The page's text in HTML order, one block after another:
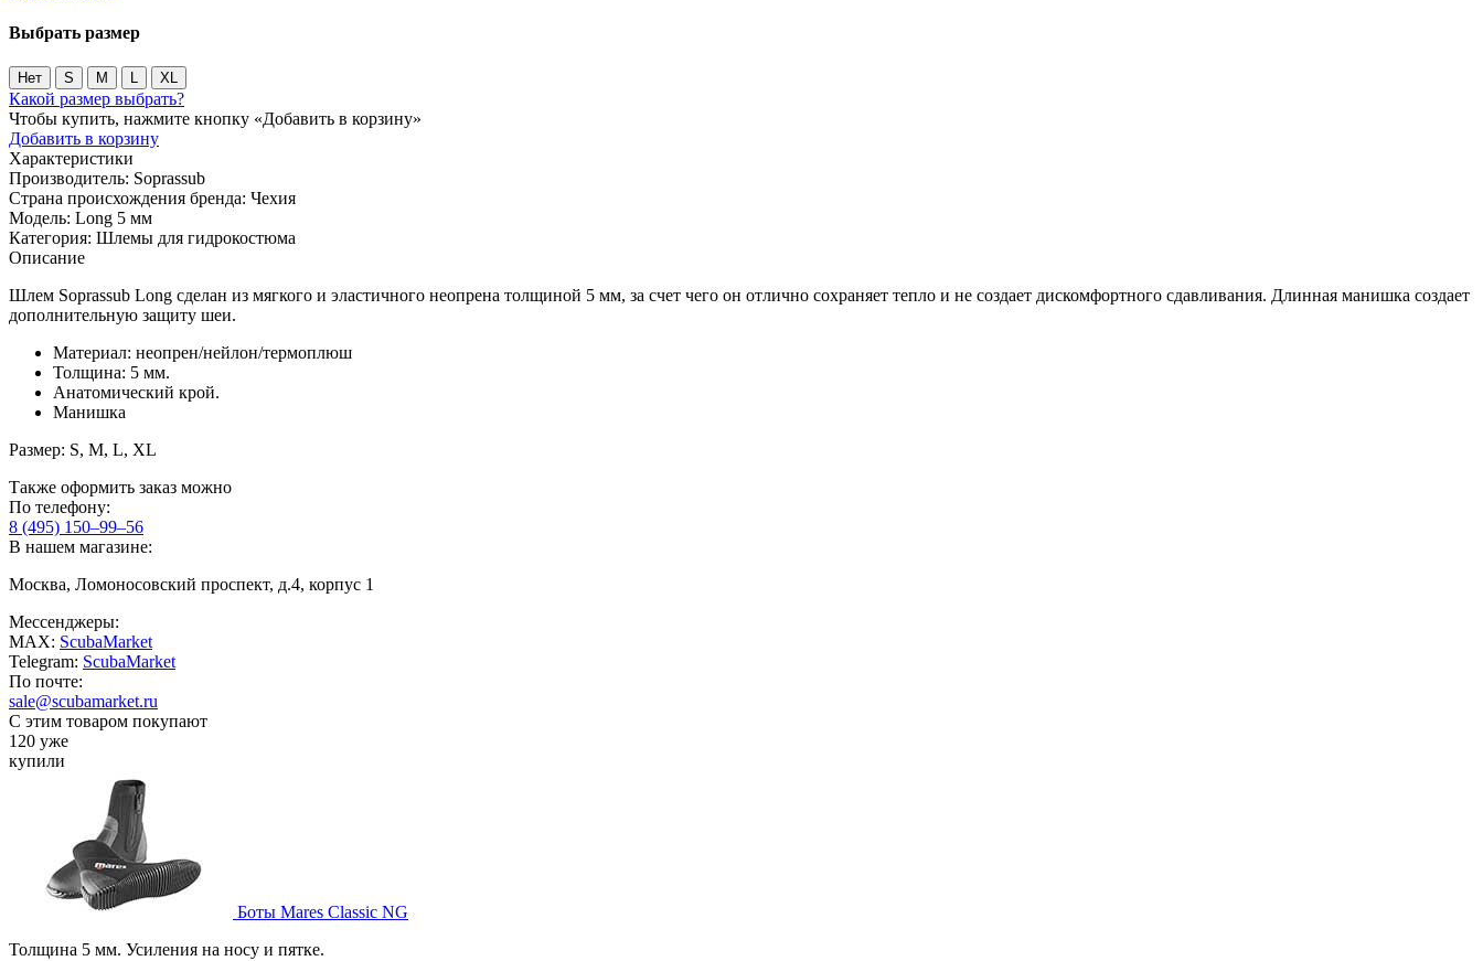
Выбрать размер
Нет S M L XL
Какой размер выбрать?
Чтобы купить, нажмите кнопку «Добавить в корзину»
Добавить в корзину
Характеристики
Производитель: Soprassub
Страна происхождения бренда: Чехия
Модель: Long 5 мм
Категория: Шлемы для гидрокостюма
Описание
Шлем Soprassub Long сделан из мягкого и эластичного неопрена толщиной 5 мм, за счет чего он отлично сохраняет тепло и не создает дискомфортного сдавливания. Длинная манишка создает
дополнительную защиту шеи.
Материал: неопрен/нейлон/термоплюш
Толщина: 5 мм.
Анатомический крой.
Манишка
Размер: S, M, L, XL
Также оформить заказ можно
По телефону:
8 (495) 150–99–56
В нашем магазине:
Москва, Ломоносовский проспект, д.4, корпус 1
Мессенджеры:
MAX: ScubaMarket
Telegram: ScubaMarket
По почте:
sale@scubamarket.ru
С этим товаром покупают
120 уже
купили
Боты Mares Classic NG
Толщина 5 мм. Усиления на носу и пятке.